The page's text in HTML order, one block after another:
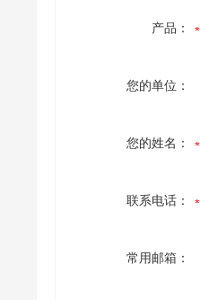
产品：
您的单位：
您的姓名：
联系电话：
常用邮箱：